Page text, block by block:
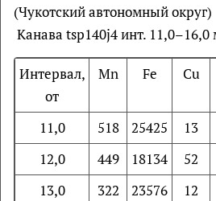
(Чукотский автономный округ)
Канава tsp140j4 инт.
Интервал,
от
Mn Fe Cu
11,0 518 25425 13
12,0
449 18134 52
13,0
322 23576 12